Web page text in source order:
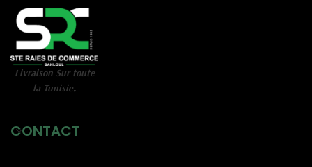
Livraison Sur toute
la Tunisie.
CONTACT